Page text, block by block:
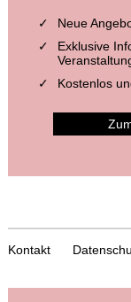
Neue
Exklusive
Kostenlos
Kontakt